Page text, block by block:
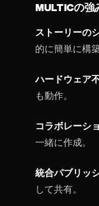
MULTICの強
ストーリーの
的に簡単に構築
ハードウェア
も動作。
コラボレーシ
一緒に作成。
統合パブリッ
して共有。